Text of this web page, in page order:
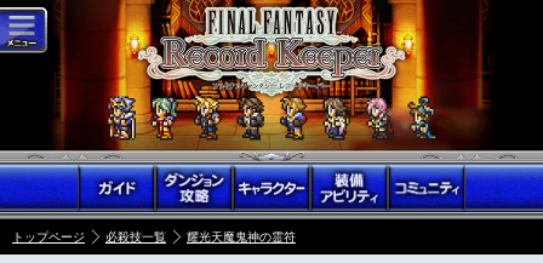
トップページ 必殺技一覧 耀光天魔鬼神の霊符